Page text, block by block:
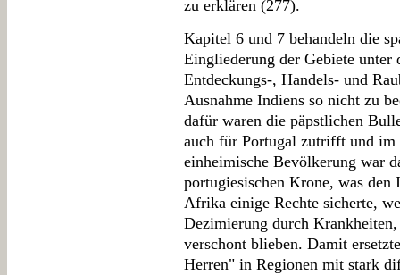
zu erklären (277).
Kapitel 6 und 7 behandeln die
Eingliederung der Gebiete
Entdeckungs-, Handels- und
Ausnahme Indiens so nicht zu
dafür waren die päpstlichen
auch für Portugal zutrifft und
einheimische Bevölkerung war
portugiesischen Krone, was den
Afrika einige Rechte sicherte,
Dezimierung durch
verschont blieben. Damit
Herren" in Regionen mit stark